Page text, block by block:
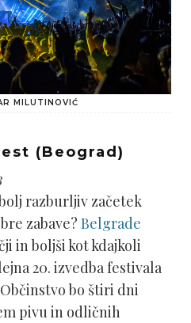
MILUTINOVIĆ
(Beograd)
razburljiv začetek
zabave? Belgrade
in boljši kot kdajkoli
20. izvedba festivala
bo štiri dni
pivu in odličnih